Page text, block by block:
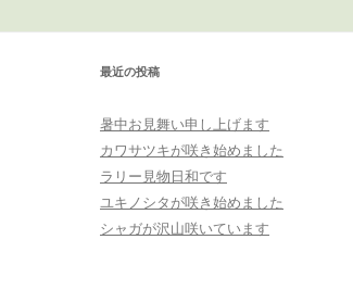
最近の投稿
暑中お見舞い申し上げます
カワサツキが咲き始めました
ラリー見物日和です
ユキノシタが咲き始めました
シャガが沢山咲いています